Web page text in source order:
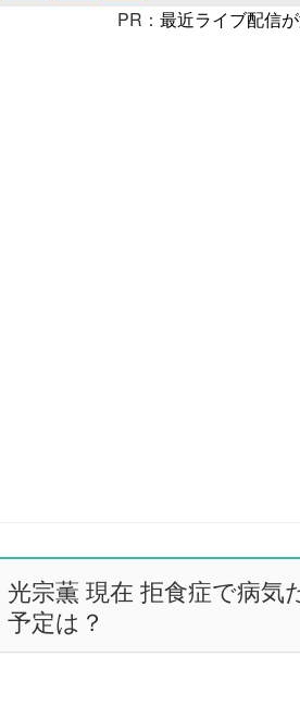
PR： 最近ライブ配信
光宗薫 現在 拒食症で病気
予定は？